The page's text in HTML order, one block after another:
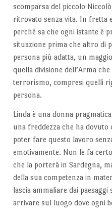
scomparsa del piccolo
ritrovato senza vita. In fretta
perché sa che ogni istante è
situazione prima che altro di
persona più adatta, un
quella divisione dell’Arma
terrorismo, compresi quelli
persona.
Linda è una donna
una freddezza che ha
poter fare questo lavoro
emotivamente. Non le fa
che la porterà in Sardegna,
della sua competenza in
lascia ammaliare dai
arrivare sul luogo dove ogni